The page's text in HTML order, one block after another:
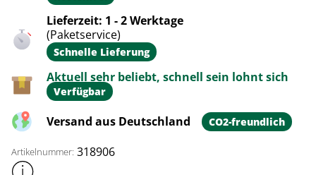
Lieferzeit: 1 - 2 Werktage
(Paketservice)
Schnelle Lieferung
Aktuell sehr beliebt, schnell sein lohnt sich
Verfügbar
Versand aus Deutschland CO2-freundlich
Artikelnummer: 318906
Weitere Produktinformationen anzeigen